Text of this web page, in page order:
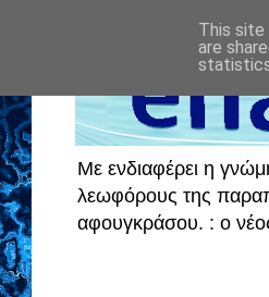
Με ενδιαφέρει η
λεωφόρους της
αφουγκράσου. : ο
This site
are